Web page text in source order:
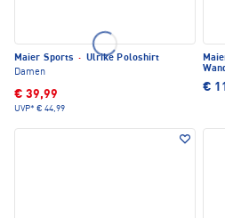
Maier Sports · Ulrike Poloshirt
Damen
€ 39,99
UVP* € 44,99
€